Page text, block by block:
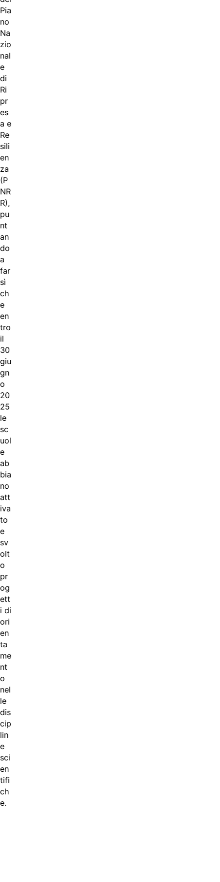
Pia
no
Na
zio
nal
e
di
Ri
pr
es
a e
Re
sili
en
za
(P
NR
R),
pu
nt
an
do
a
far
sì
ch
e
en
tro
il
30
giu
gn
o
20
25
le
sc
uol
e
ab
bia
no
att
iva
to
e
sv
olt
o
pr
og
ett
i di
ori
en
ta
me
nt
o
nel
le
dis
cip
lin
e
sci
en
tifi
ch
e.